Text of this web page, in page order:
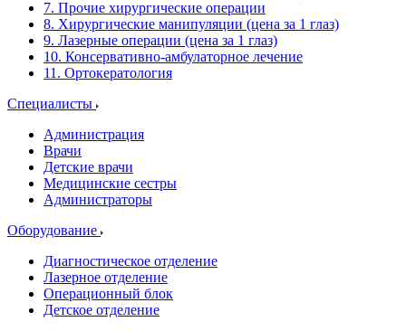
7. Прочие хирургические операции
8. Хирургические манипуляции (цена за 1 глаз)
9. Лазерные операции (цена за 1 глаз)
10. Консервативно-амбулаторное лечение
11. Ортокератология
Специалисты
Администрация
Врачи
Детские врачи
Медицинские сестры
Администраторы
Оборудование
Диагностическое отделение
Лазерное отделение
Операционный блок
Детское отделение